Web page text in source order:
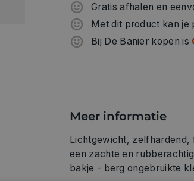
Gratis afhalen en
Met dit product kan je
Bij De Banier kopen is
Meer informatie
Lichtgewicht,
een zachte en
bakje - berg ongebruikte